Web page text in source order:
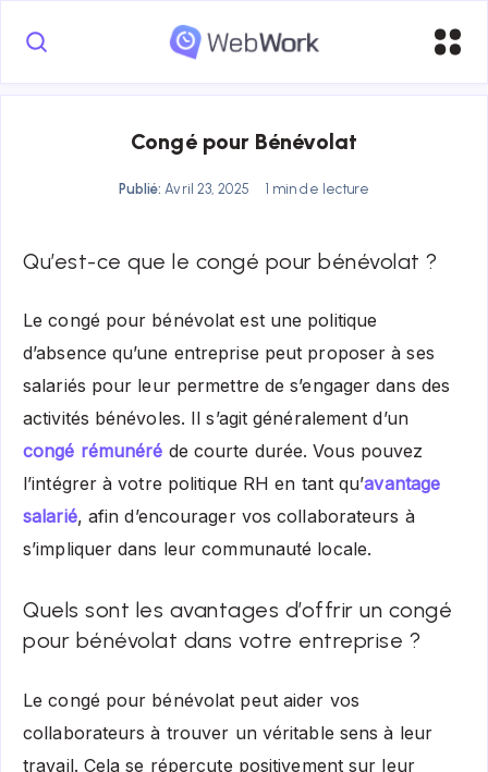
Congé pour Bénévolat
Publié: Avril 23, 2025 1 min de lecture
Qu’est-ce que le congé pour bénévolat ?
Le congé pour bénévolat est une politique
d’absence qu’une entreprise peut proposer à ses
salariés pour leur permettre de s’engager dans des
activités bénévoles. Il s’agit généralement d’un
congé rémunéré de courte durée. Vous pouvez
l’intégrer à votre politique RH en tant qu’avantage
salarié, afin d’encourager vos collaborateurs à
s’impliquer dans leur communauté locale.
Quels sont les avantages d’offrir un congé
pour bénévolat dans votre entreprise ?
Le congé pour bénévolat peut aider vos
collaborateurs à trouver un véritable sens à leur
travail. Cela se répercute positivement sur leur